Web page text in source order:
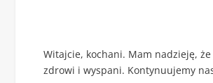
Witajcie, kochani. Mam nadzieję,
zdrowi i wyspani. Kontynuujemy